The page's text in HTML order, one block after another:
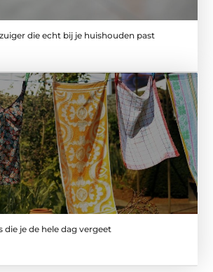
die echt bij je huishouden past
je de hele dag vergeet